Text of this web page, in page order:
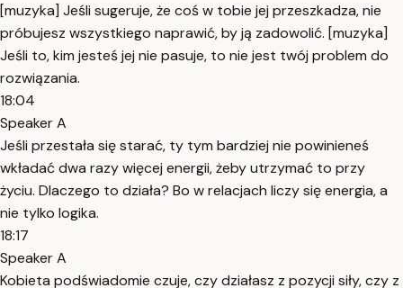
[muzyka] Jeśli sugeruje, że coś w tobie jej przeszkadza, nie
próbujesz wszystkiego naprawić, by ją zadowolić. [muzyka]
Jeśli to, kim jesteś jej nie pasuje, to nie jest twój problem do
rozwiązania.
18:04
Speaker A
Jeśli przestała się starać, ty tym bardziej nie powinieneś
wkładać dwa razy więcej energii, żeby utrzymać to przy
życiu. Dlaczego to działa? Bo w relacjach liczy się energia, a
nie tylko logika.
18:17
Speaker A
Kobieta podświadomie czuje, czy działasz z pozycji siły, czy z